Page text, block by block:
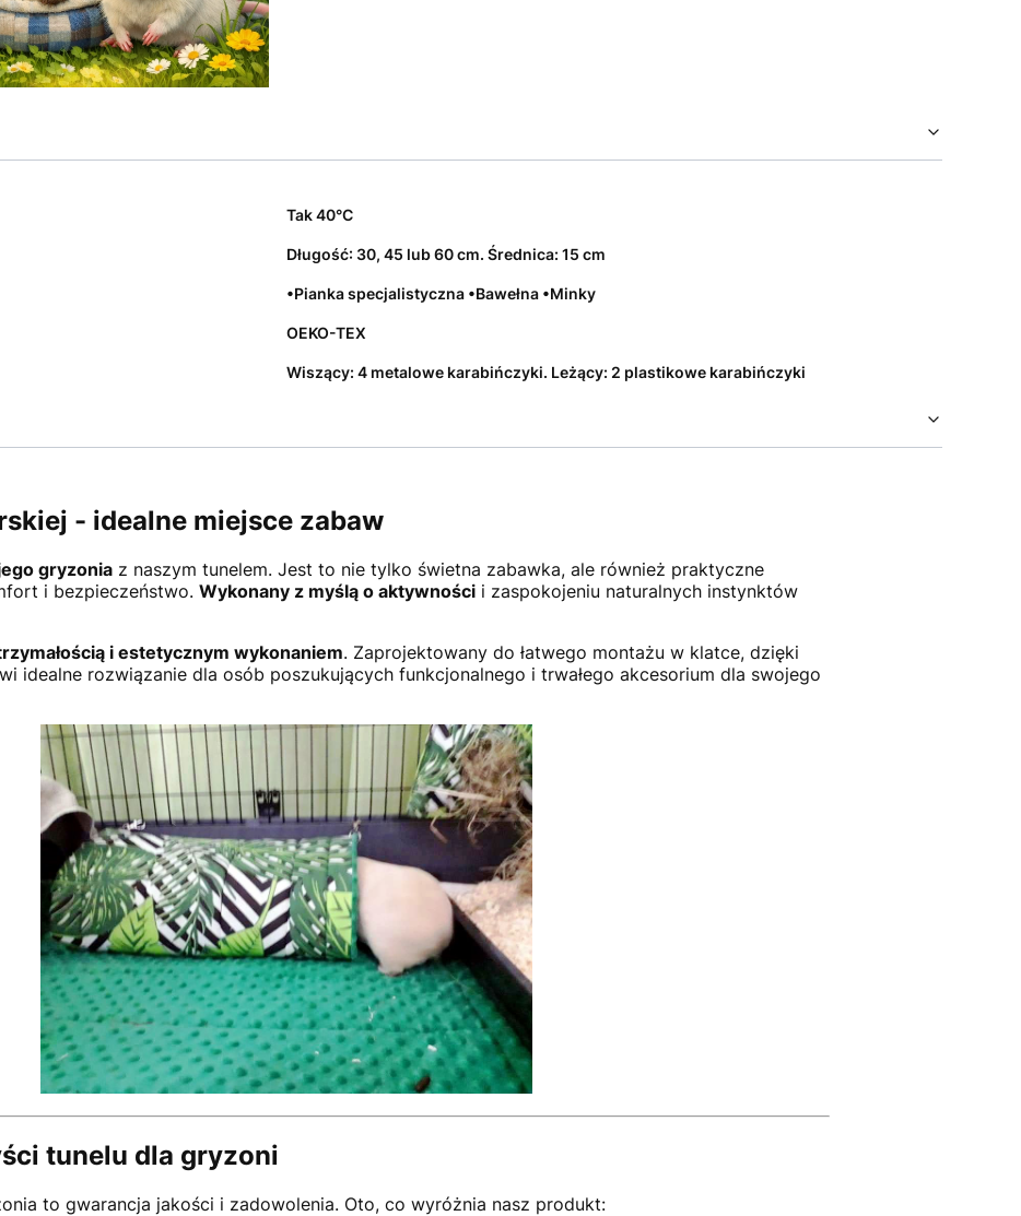
idealne rozwiązanie dla osób poszukujących funkcjonalnego i trwałego akcesorium dla
Przejdź do pełnego opisu
Tak 40°C
Długość: 30, 45 lub 60 cm. Średnica: 15 cm
•Pianka specjalistyczna •Bawełna •Minky
OEKO-TEX
Wiszący: 4 metalowe karabińczyki. Leżący: 2 plastikowe karabińczyki
- idealne miejsce zabaw
gryzoniaz naszym tunelem. Jest to nie tylko świetna zabawka, ale również praktyczne
i bezpieczeństwo. Wykonany z myślą o aktywnościi zaspokojeniu naturalnych instynktów
i estetycznym wykonaniem. Zaprojektowany do łatwego montażu w klatce, dzięki
idealne rozwiązanie dla osób poszukujących funkcjonalnego i trwałego akcesorium dla swojego
tunelu dla gryzoni
to gwarancja jakości i zadowolenia. Oto, co wyróżnia nasz produkt: